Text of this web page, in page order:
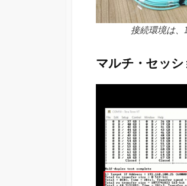
接続環境は、
マルチ・セッ